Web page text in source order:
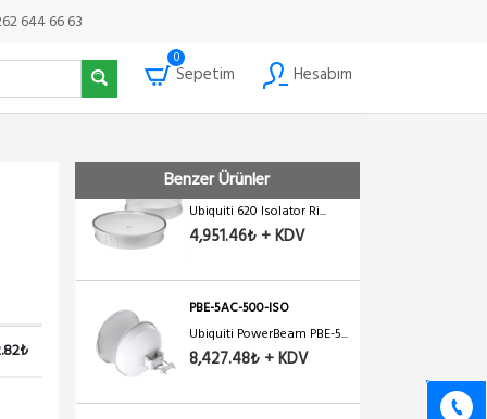
644 66 63
0
Sepetim Hesabım
Benzer Ürünler
PBE-5AC-620
Ubiquiti PowerBeam PBE-5...
14,324.61₺ + KDV
ISO-BEAM-620
Ubiquiti 620 Isolator Ri...
4,951.46₺ + KDV
PBE-5AC-500-ISO
Ubiquiti PowerBeam PBE-5...
8,427.48₺ + KDV